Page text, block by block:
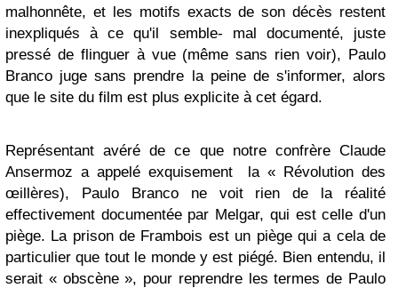
malhonnête, et les motifs exacts de son décès restent
inexpliqués à ce qu'il semble- mal documenté, juste
pressé de flinguer à vue (même sans rien voir), Paulo
Branco juge sans prendre la peine de s'informer, alors
que le site du film est plus explicite à cet égard.
Représentant avéré de ce que notre confrère Claude
Ansermoz a appelé exquisement la « Révolution des
œillères), Paulo Branco ne voit rien de la réalité
effectivement documentée par Melgar, qui est celle d'un
piège. La prison de Frambois est un piège qui a cela de
particulier que tout le monde y est piégé. Bien entendu, il
serait « obscène », pour reprendre les termes de Paulo